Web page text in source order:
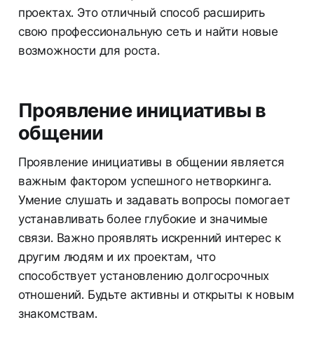
проектах. Это отличный способ расширить
свою профессиональную сеть и найти новые
возможности для роста.
Проявление инициативы в
общении
Проявление инициативы в общении является
важным фактором успешного нетворкинга.
Умение слушать и задавать вопросы помогает
устанавливать более глубокие и значимые
связи. Важно проявлять искренний интерес к
другим людям и их проектам, что
способствует установлению долгосрочных
отношений. Будьте активны и открыты к новым
знакомствам.